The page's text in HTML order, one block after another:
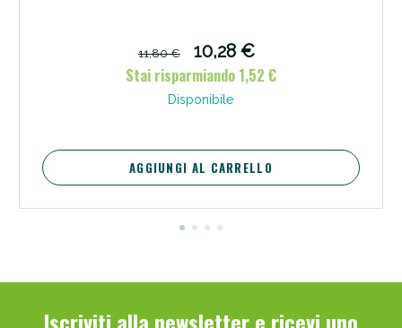
11,80 €
10,28 €
Stai risparmiando 1,52 €
Disponibile
AGGIUNGI AL CARRELLO
Iscriviti alla newsletter e ricevi uno